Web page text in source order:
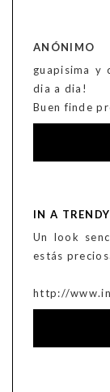
ANÓNIMO
guapisima y
dia a dia!
Buen finde
IN A
Un look
estás
http://